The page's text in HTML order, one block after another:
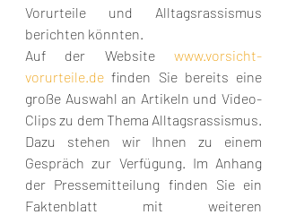
Vorurteile und Alltagsrassismus
berichten könnten.
Auf der Website www.vorsicht-
vorurteile.de finden Sie bereits eine
große Auswahl an Artikeln und Video-
Clips zu dem Thema Alltagsrassismus.
Dazu stehen wir Ihnen zu einem
Gespräch zur Verfügung. Im Anhang
der Pressemitteilung finden Sie ein
Faktenblatt mit weiteren